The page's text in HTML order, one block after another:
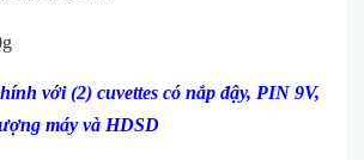
với (2) cuvettes có nắp đậy, PIN 9V,
máy và HDSD